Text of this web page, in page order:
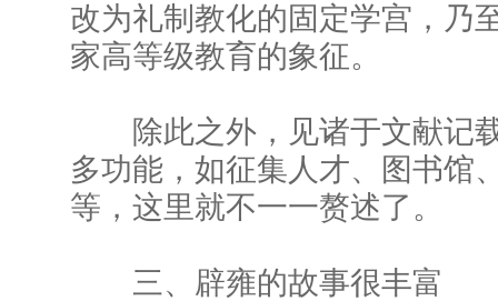
改为礼制教化的固定学宫，乃
家高等级教育的象征。
除此之外，见诸于文献记
多功能，如征集人才、图书馆
等，这里就不一一赘述了。
三、辟雍的故事很丰富